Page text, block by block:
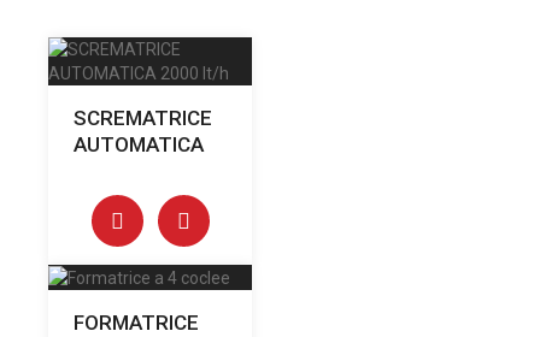
SCREMATRICE
AUTOMATICA
FORMATRICE